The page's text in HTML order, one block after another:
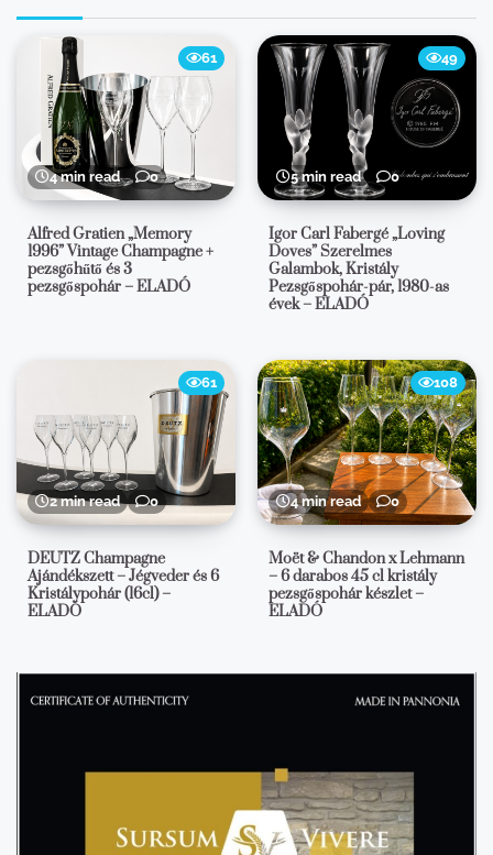
4 min read 0
61
Alfred Gratien „Memory
1996” Vintage Champagne +
pezsgőhűtő és 3
pezsgőspohár – ELADÓ
5 min read 0
49
Igor Carl Fabergé „Loving
Doves” Szerelmes
Galambok, Kristály
Pezsgőspohár-pár, 1980-as
évek – ELADÓ
2 min read 0
61
DEUTZ Champagne
Ajándékszett – Jégveder és 6
Kristálypohár (16cl) –
ELADÓ
4 min read 0
108
Moët & Chandon x Lehmann
– 6 darabos 45 cl kristály
pezsgőspohár készlet –
ELADÓ